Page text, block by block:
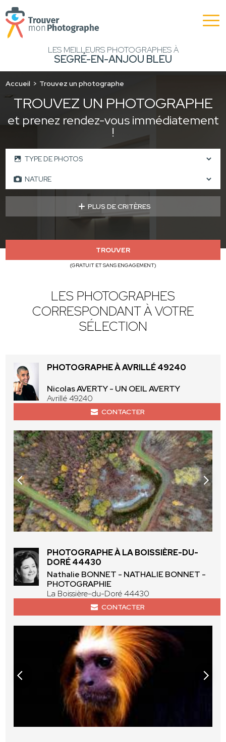
LES MEILLEURS PHOTOGRAPHES À
SEGRÉ-EN-ANJOU BLEU
Accueil Trouvez un photographe
TROUVEZ UN PHOTOGRAPHE
et prenez rendez-vous immédiatement
!
PLUS DE CRITÈRES
TROUVER
(GRATUIT ET SANS ENGAGEMENT)
LES PHOTOGRAPHES
CORRESPONDANT À VOTRE
SÉLECTION
PHOTOGRAPHE À AVRILLÉ 49240
Nicolas AVERTY - UN OEIL AVERTY
Avrillé 49240
CONTACTER
PHOTOGRAPHE À LA BOISSIÈRE-DU-
DORÉ 44430
Nathalie BONNET - NATHALIE BONNET -
PHOTOGRAPHIE
La Boissière-du-Doré 44430
CONTACTER